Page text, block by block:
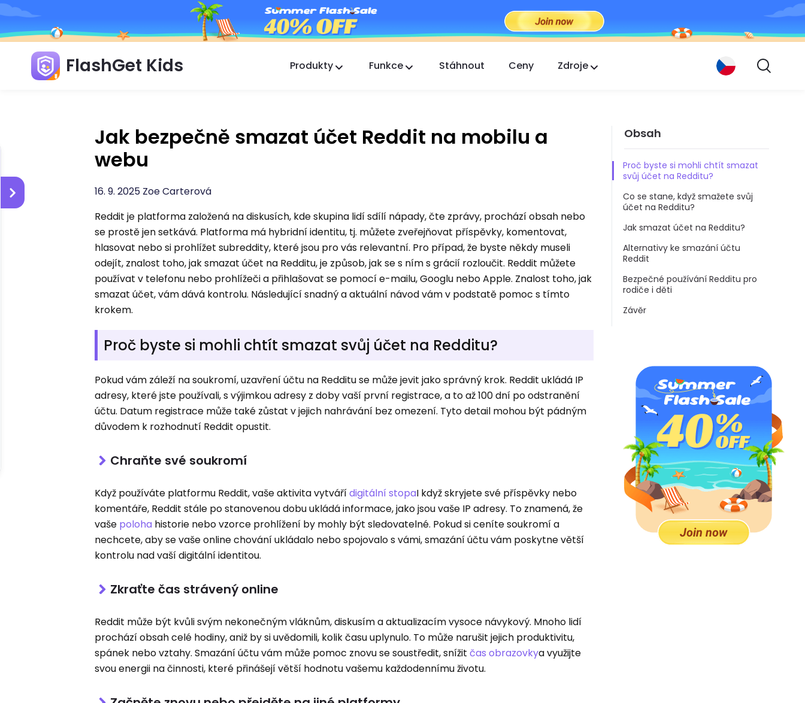
FlashGet Kids Produkty
FlashGet Finder
Funkce Stáhnout Ceny Zdroje
Jak bezpečně smazat účet Reddit na mobilu a
webu
16. 9. 2025 Zoe Carterová
Reddit je platforma založená na diskusích, kde skupina lidí sdílí nápady, čte zprávy, prochází obsah nebo
se prostě jen setkává. Platforma má hybridní identitu, tj. můžete zveřejňovat příspěvky, komentovat,
hlasovat nebo si prohlížet subreddity, které jsou pro vás relevantní. Pro případ, že byste někdy museli
odejít, znalost toho, jak smazat účet na Redditu, je způsob, jak se s ním s grácií rozloučit. Reddit můžete
používat v telefonu nebo prohlížeči a přihlašovat se pomocí e-mailu, Googlu nebo Apple. Znalost toho, jak
smazat účet, vám dává kontrolu. Následující snadný a aktuální návod vám v podstatě pomoc s tímto
krokem.
Proč byste si mohli chtít smazat svůj účet na Redditu?
Pokud vám záleží na soukromí, uzavření účtu na Redditu se může jevit jako správný krok. Reddit ukládá IP
adresy, které jste používali, s výjimkou adresy z doby vaší první registrace, a to až 100 dní po odstranění
účtu. Datum registrace může také zůstat v jejich nahrávání bez omezení. Tyto detail mohou být pádným
důvodem k rozhodnutí Reddit opustit.
Chraňte své soukromí
Když používáte platformu Reddit, vaše aktivita vytvářídigitální stopaI když skryjete své příspěvky nebo
komentáře, Reddit stále po stanovenou dobu ukládá informace, jako jsou vaše IP adresy. To znamená, že
vaše poloha historie nebo vzorce prohlížení by mohly být sledovatelné. Pokud si ceníte soukromí a
nechcete, aby se vaše online chování ukládalo nebo spojovalo s vámi, smazání účtu vám poskytne větší
kontrolu nad vaší digitální identitou.
Zkraťte čas strávený online
Reddit může být kvůli svým nekonečným vláknům, diskusím a aktualizacím vysoce návykový. Mnoho lidí
prochází obsah celé hodiny, aniž by si uvědomili, kolik času uplynulo. To může narušit jejich produktivitu,
spánek nebo vztahy. Smazání účtu vám může pomoc znovu se soustředit, snížitčas obrazovkya využijte
svou energii na činnosti, které přinášejí větší hodnotu vašemu každodennímu životu.
Obsah
Proč byste si mohli chtít smazat
svůj účet na Redditu?
Co se stane, když smažete svůj
účet na Redditu?
Jak smazat účet na Redditu?
Alternativy ke smazání účtu
Reddit
Bezpečné používání Redditu pro
rodiče i děti
Závěr